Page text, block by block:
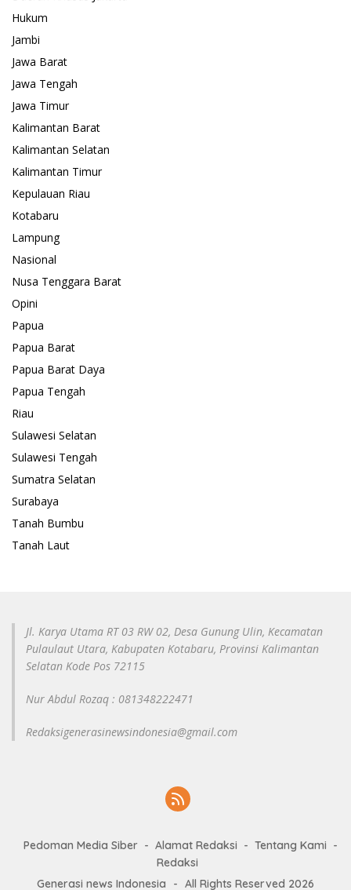
Hukum
Jambi
Jawa Barat
Jawa Tengah
Jawa Timur
Kalimantan Barat
Kalimantan Selatan
Kalimantan Timur
Kepulauan Riau
Kotabaru
Lampung
Nasional
Nusa Tenggara Barat
Opini
Papua
Papua Barat
Papua Barat Daya
Papua Tengah
Riau
Sulawesi Selatan
Sulawesi Tengah
Sumatra Selatan
Surabaya
Tanah Bumbu
Tanah Laut
Jl. Karya Utama RT 03 RW 02, Desa Gunung Ulin, Kecamatan
Pulaulaut Utara, Kabupaten Kotabaru, Provinsi Kalimantan
Selatan Kode Pos 72115
Nur Abdul Rozaq : 081348222471
Redaksigenerasinewsindonesia@gmail.com
Pedoman Media Siber Alamat Redaksi
Tentang Kami
Redaksi
Generasi news Indonesia
- All Rights Reserved 2026